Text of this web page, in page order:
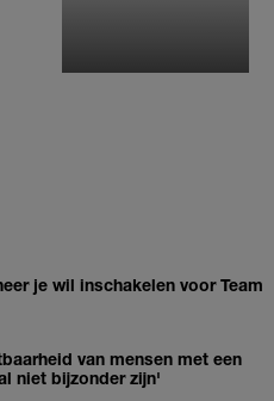
je wil inschakelen voor Team
van mensen met een
niet bijzonder zijn'